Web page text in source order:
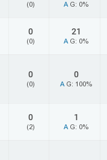
(0) A G: 0%
0
(0)
21
A G: 0%
0
(0)
0
A G: 100%
0
(2)
1
A G: 0%